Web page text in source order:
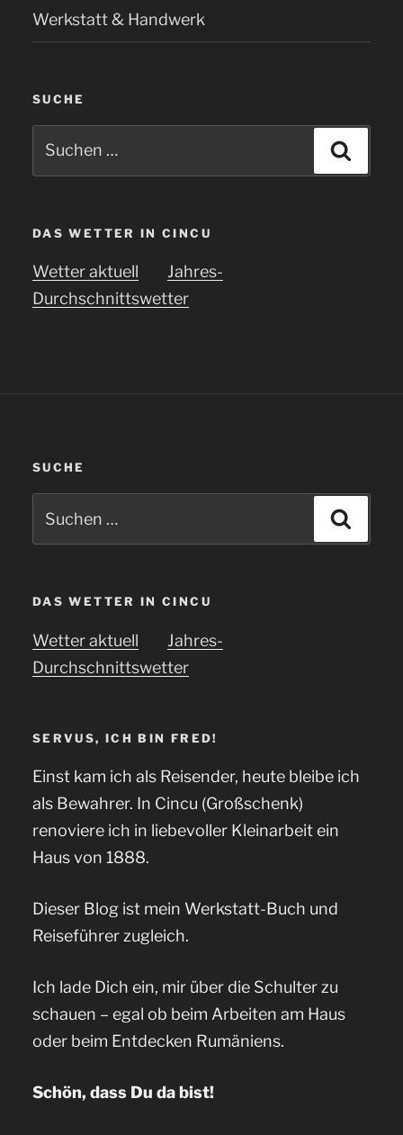
Werkstatt & Handwerk
SUCHE
DAS WETTER IN CINCU
Wetter aktuell
Jahres-
Durchschnittswetter
SUCHE
DAS WETTER IN CINCU
Wetter aktuell
Jahres-
Durchschnittswetter
SERVUS, ICH BIN FRED!
Einst kam ich als Reisender, heute bleibe ich
als Bewahrer. In Cincu (Großschenk)
renoviere ich in liebevoller Kleinarbeit ein
Haus von 1888.
Dieser Blog ist mein Werkstatt-Buch und
Reiseführer zugleich.
Ich lade Dich ein, mir über die Schulter zu
schauen – egal ob beim Arbeiten am Haus
oder beim Entdecken Rumäniens.
Schön, dass Du da bist!